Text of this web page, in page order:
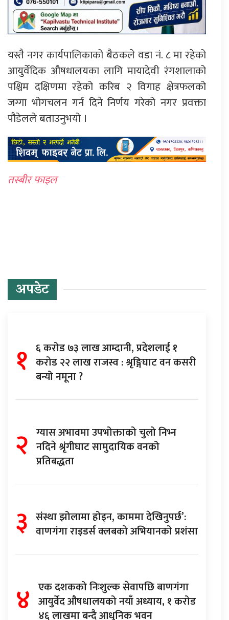
यस्तै नगर कार्यपालिकाको बैठकले वडा नं. ८ मा रहेको
आयुर्वेदिक औषधालयका लागि मायादेवी रंगशालाको
पश्चिम दक्षिणमा रहेको करिब २ विगाह क्षेत्रफलको
जग्गा भोगचलन गर्न दिने निर्णय गरेको नगर प्रवक्ता
पौडेलले बताउनुभयो ।
तस्बीर फाइल
अपडेट
१ ६ करोड ७३ लाख आम्दानी, प्रदेशलाई १
करोड २२ लाख राजस्व : श्रृङ्गिघाट वन कसरी
बन्यो नमूना ?
२ ग्यास अभावमा उपभोक्ताको चुलो निभ्न
नदिने श्रृंगीघाट सामुदायिक वनको
प्रतिबद्धता
३ संस्था झोलामा होइन, काममा देखिनुपर्छ’:
वाणगंगा राइडर्स क्लबको अभियानको प्रशंसा
४ एक दशकको निःशुल्क सेवापछि बाणगंगा
आयुर्वेद औषधालयको नयाँ अध्याय, १ करोड
४६ लाखमा बन्दै आधुनिक भवन